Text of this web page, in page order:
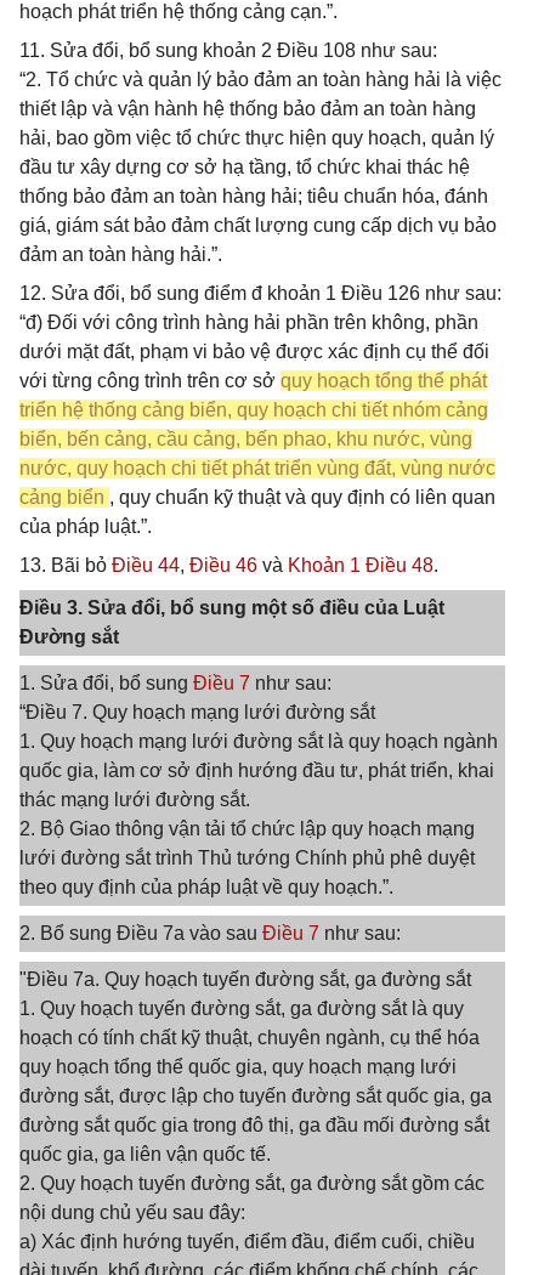
hoạch phát triển hệ thống cảng cạn.”.
11. Sửa đổi, bổ sung khoản 2 Điều 108 như sau:
“2. Tổ chức và quản lý bảo đảm an toàn hàng hải là việc
thiết lập và vận hành hệ thống bảo đảm an toàn hàng
hải, bao gồm việc tổ chức thực hiện quy hoạch, quản lý
đầu tư xây dựng cơ sở hạ tầng, tổ chức khai thác hệ
thống bảo đảm an toàn hàng hải; tiêu chuẩn hóa, đánh
giá, giám sát bảo đảm chất lượng cung cấp dịch vụ bảo
đảm an toàn hàng hải.”.
12. Sửa đổi, bổ sung điểm đ khoản 1 Điều 126 như sau:
“đ) Đối với công trình hàng hải phần trên không, phần
dưới mặt đất, phạm vi bảo vệ được xác định cụ thể đối
với từng công trình trên cơ sở quy hoạch tổng thể phát
triển hệ thống cảng biển, quy hoạch chi tiết nhóm cảng
biển, bến cảng, cầu cảng, bến phao, khu nước, vùng
nước, quy hoạch chi tiết phát triển vùng đất, vùng nước
cảng biển , quy chuẩn kỹ thuật và quy định có liên quan
của pháp luật.”.
13. Bãi bỏ Điều 44, Điều 46 và Khoản 1 Điều 48.
Điều 3. Sửa đổi, bổ sung một số điều của Luật
Đường sắt
1. Sửa đổi, bổ sung Điều 7 như sau:
“Điều 7. Quy hoạch mạng lưới đường sắt
1. Quy hoạch mạng lưới đường sắt là quy hoạch ngành
quốc gia, làm cơ sở định hướng đầu tư, phát triển, khai
thác mạng lưới đường sắt.
2. Bộ Giao thông vận tải tổ chức lập quy hoạch mạng
lưới đường sắt trình Thủ tướng Chính phủ phê duyệt
theo quy định của pháp luật về quy hoạch.”.
2. Bổ sung Điều 7a vào sau Điều 7 như sau:
"Điều 7a. Quy hoạch tuyến đường sắt, ga đường sắt
1. Quy hoạch tuyến đường sắt, ga đường sắt là quy
hoạch có tính chất kỹ thuật, chuyên ngành, cụ thể hóa
quy hoạch tổng thể quốc gia, quy hoạch mạng lưới
đường sắt, được lập cho tuyến đường sắt quốc gia, ga
đường sắt quốc gia trong đô thị, ga đầu mối đường sắt
quốc gia, ga liên vận quốc tế.
2. Quy hoạch tuyến đường sắt, ga đường sắt gồm các
nội dung chủ yếu sau đây:
a) Xác định hướng tuyến, điểm đầu, điểm cuối, chiều
dài tuyến, khổ đường, các điểm khống chế chính, các